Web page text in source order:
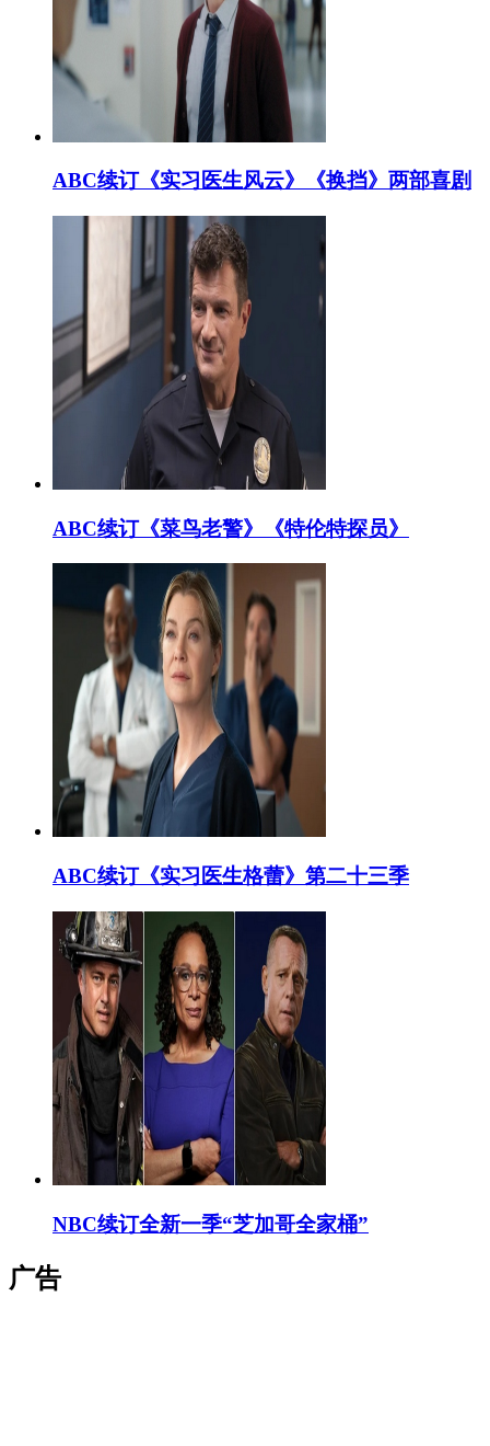
ABC续订《实习医生风云》《换挡》两部喜剧
ABC续订《菜鸟老警》《特伦特探员》
ABC续订《实习医生格蕾》第二十三季
NBC续订全新一季“芝加哥全家桶”
广告